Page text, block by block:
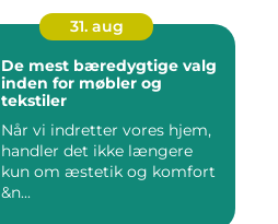
31. aug
De mest bæredygtige valg
inden for møbler og
tekstiler
Når vi indretter vores hjem,
handler det ikke længere
kun om æstetik og komfort
&n...